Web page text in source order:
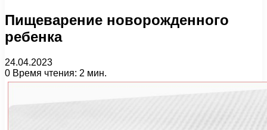
Пищеварение новорожденного
ребенка
24.04.2023
0 Время чтения: 2 мин.